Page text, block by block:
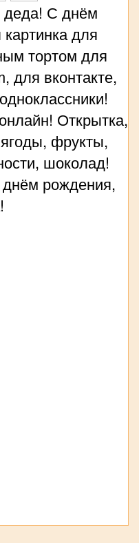
С днём
для
тортом для
для вконтакте,
Открытка,
фрукты,
шоколад!
рождения,